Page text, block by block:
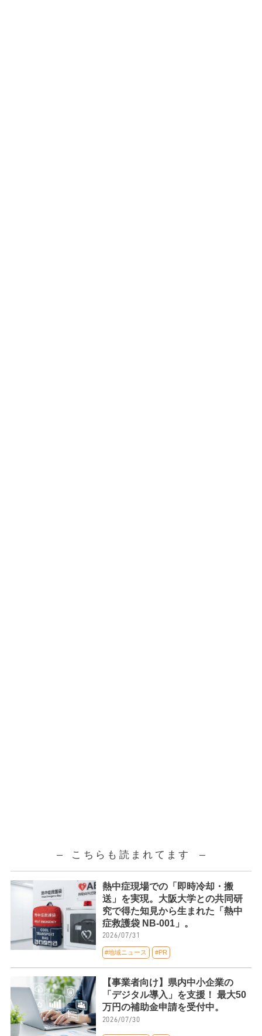
こちらも読まれてます
熱中症現場での「即時冷却・搬
送」を実現。大阪大学との共同研
究で得た知見から生まれた「熱中
症救護袋 NB-001」。
2026/07/31
#地域ニュース #PR
【事業者向け】県内中小企業の
「デジタル導入」を支援！ 最大50
万円の補助金申請を受付中。
2026/07/30